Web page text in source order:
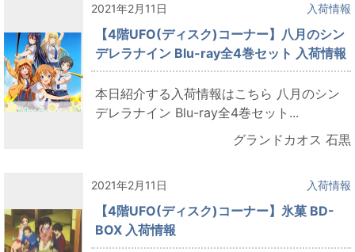
2021年2月11日 入荷情報
【4階UFO(ディスク)コーナー】八月のシン
デレラナイン Blu-ray全4巻セット 入荷情報
本日紹介する入荷情報はこちら 八月のシン
デレラナイン Blu-ray全4巻セット...
グランドカオス 石黒
2021年2月11日 入荷情報
【4階UFO(ディスク)コーナー】氷菓 BD-
BOX 入荷情報